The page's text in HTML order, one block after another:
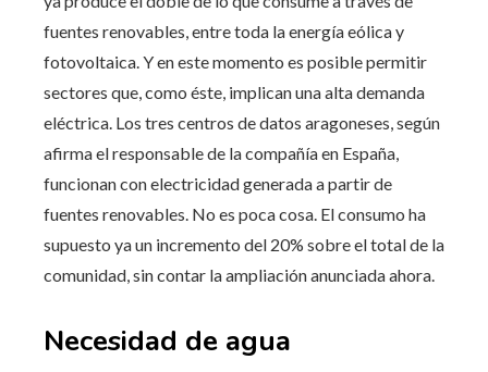
fuentes renovables, entre toda la energía eólica y
fotovoltaica. Y en este momento es posible permitir
sectores que, como éste, implican una alta demanda
eléctrica. Los tres centros de datos aragoneses, según
afirma el responsable de la compañía en España,
funcionan con electricidad generada a partir de
fuentes renovables. No es poca cosa. El consumo ha
supuesto ya un incremento del 20% sobre el total de la
comunidad, sin contar la ampliación anunciada ahora.
Necesidad de agua